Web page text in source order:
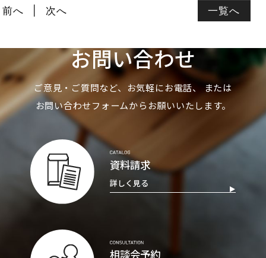
一覧へ
前へ 次へ
お問い合わせ
ご意見・ご質問など、お気軽にお電話、
または
お問い合わせフォームからお願いいたします。
資料請求
詳しく見る
相談会予約